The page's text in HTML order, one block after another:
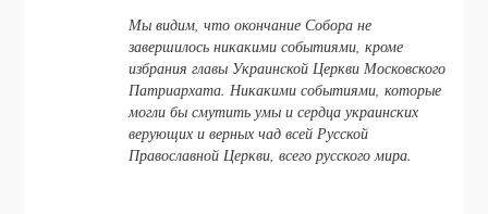
Мы видим, что окончание Собора не
завершилось никакими событиями, кроме
избрания главы Украинской Церкви Московского
Патриархата. Никакими событиями, которые
могли бы смутить умы и сердца украинских
верующих и верных чад всей Русской
Православной Церкви, всего русского мира.